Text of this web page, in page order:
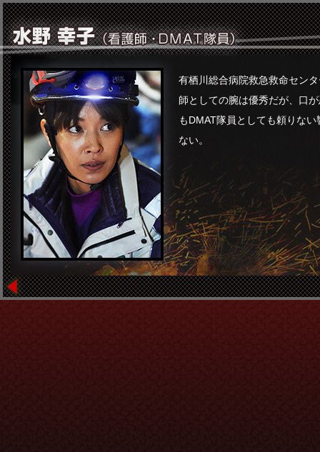
有栖川総合病院救急救命セン
師としての腕は優秀だが、口
もDMAT隊員としても頼りな
ない。